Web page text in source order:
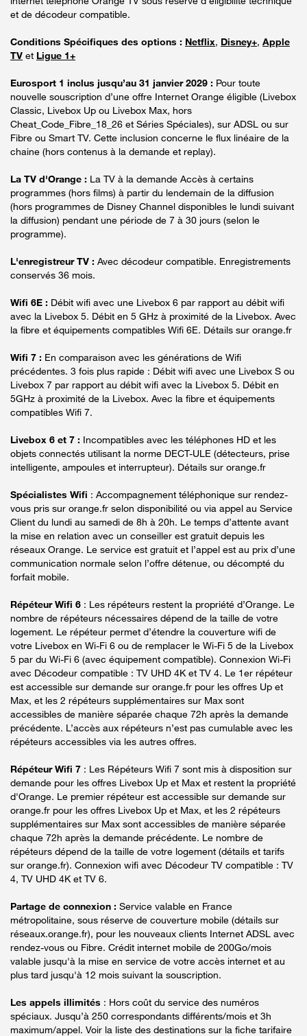
et de décodeur compatible.
Conditions Spécifiques des options : Netflix, Disney+, Apple
TV et Ligue 1+
Eurosport 1 inclus jusqu’au 31 janvier 2029 : Pour toute
nouvelle souscription d’une offre Internet Orange éligible (Livebox
Classic, Livebox Up ou Livebox Max, hors
Cheat_Code_Fibre_18_26 et Séries Spéciales), sur ADSL ou sur
Fibre ou Smart TV. Cette inclusion concerne le flux linéaire de la
chaine (hors contenus à la demande et replay).
La TV d'Orange : La TV à la demande Accès à certains
programmes (hors films) à partir du lendemain de la diffusion
(hors programmes de Disney Channel disponibles le lundi suivant
la diffusion) pendant une période de 7 à 30 jours (selon le
programme).
L'enregistreur TV : Avec décodeur compatible. Enregistrements
conservés 36 mois.
Wifi 6E : Débit wifi avec une Livebox 6 par rapport au débit wifi
avec la Livebox 5. Débit en 5 GHz à proximité de la Livebox. Avec
la fibre et équipements compatibles Wifi 6E. Détails sur orange.fr
Wifi 7 : En comparaison avec les générations de Wifi
précédentes. 3 fois plus rapide : Débit wifi avec une Livebox S ou
Livebox 7 par rapport au débit wifi avec la Livebox 5. Débit en
5GHz à proximité de la Livebox. Avec la fibre et équipements
compatibles Wifi 7.
Livebox 6 et 7 : Incompatibles avec les téléphones HD et les
objets connectés utilisant la norme DECT-ULE (détecteurs, prise
intelligente, ampoules et interrupteur). Détails sur orange.fr
Spécialistes Wifi : Accompagnement téléphonique sur rendez-
vous pris sur orange.fr selon disponibilité ou via appel au Service
Client du lundi au samedi de 8h à 20h. Le temps d’attente avant
la mise en relation avec un conseiller est gratuit depuis les
réseaux Orange. Le service est gratuit et l’appel est au prix d’une
communication normale selon l’offre détenue, ou décompté du
forfait mobile.
Répéteur Wifi 6 : Les répéteurs restent la propriété d’Orange. Le
nombre de répéteurs nécessaires dépend de la taille de votre
logement. Le répéteur permet d’étendre la couverture wifi de
votre Livebox en Wi-Fi 6 ou de remplacer le Wi-Fi 5 de la Livebox
5 par du Wi-Fi 6 (avec équipement compatible). Connexion Wi-Fi
avec Décodeur compatible : TV UHD 4K et TV 4. Le 1er répéteur
est accessible sur demande sur orange.fr pour les offres Up et
Max, et les 2 répéteurs supplémentaires sur Max sont
accessibles de manière séparée chaque 72h après la demande
précédente. L’accès aux répéteurs n’est pas cumulable avec les
répéteurs accessibles via les autres offres.
Répéteur Wifi 7 : Les Répéteurs Wifi 7 sont mis à disposition sur
demande pour les offres Livebox Up et Max et restent la propriété
d'Orange. Le premier répéteur est accessible sur demande sur
orange.fr pour les offres Livebox Up et Max, et les 2 répéteurs
supplémentaires sur Max sont accessibles de manière séparée
chaque 72h après la demande précédente. Le nombre de
répéteurs dépend de la taille de votre logement (détails et tarifs
sur orange.fr). Connexion wifi avec Décodeur TV compatible : TV
4, TV UHD 4K et TV 6.
Partage de connexion : Service valable en France
métropolitaine, sous réserve de couverture mobile (détails sur
réseaux.orange.fr), pour les nouveaux clients Internet ADSL avec
rendez-vous ou Fibre. Crédit internet mobile de 200Go/mois
valable jusqu'à la mise en service de votre accès internet et au
plus tard jusqu'à 12 mois suivant la souscription.
Les appels illimités : Hors coût du service des numéros
spéciaux. Jusqu’à 250 correspondants différents/mois et 3h
maximum/appel. Voir la liste des destinations sur la fiche tarifaire